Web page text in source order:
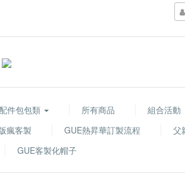
件包包類 所有商品 組合活動
瘋客製 GUE熱昇華訂製流程 父
GUE客製化帽子